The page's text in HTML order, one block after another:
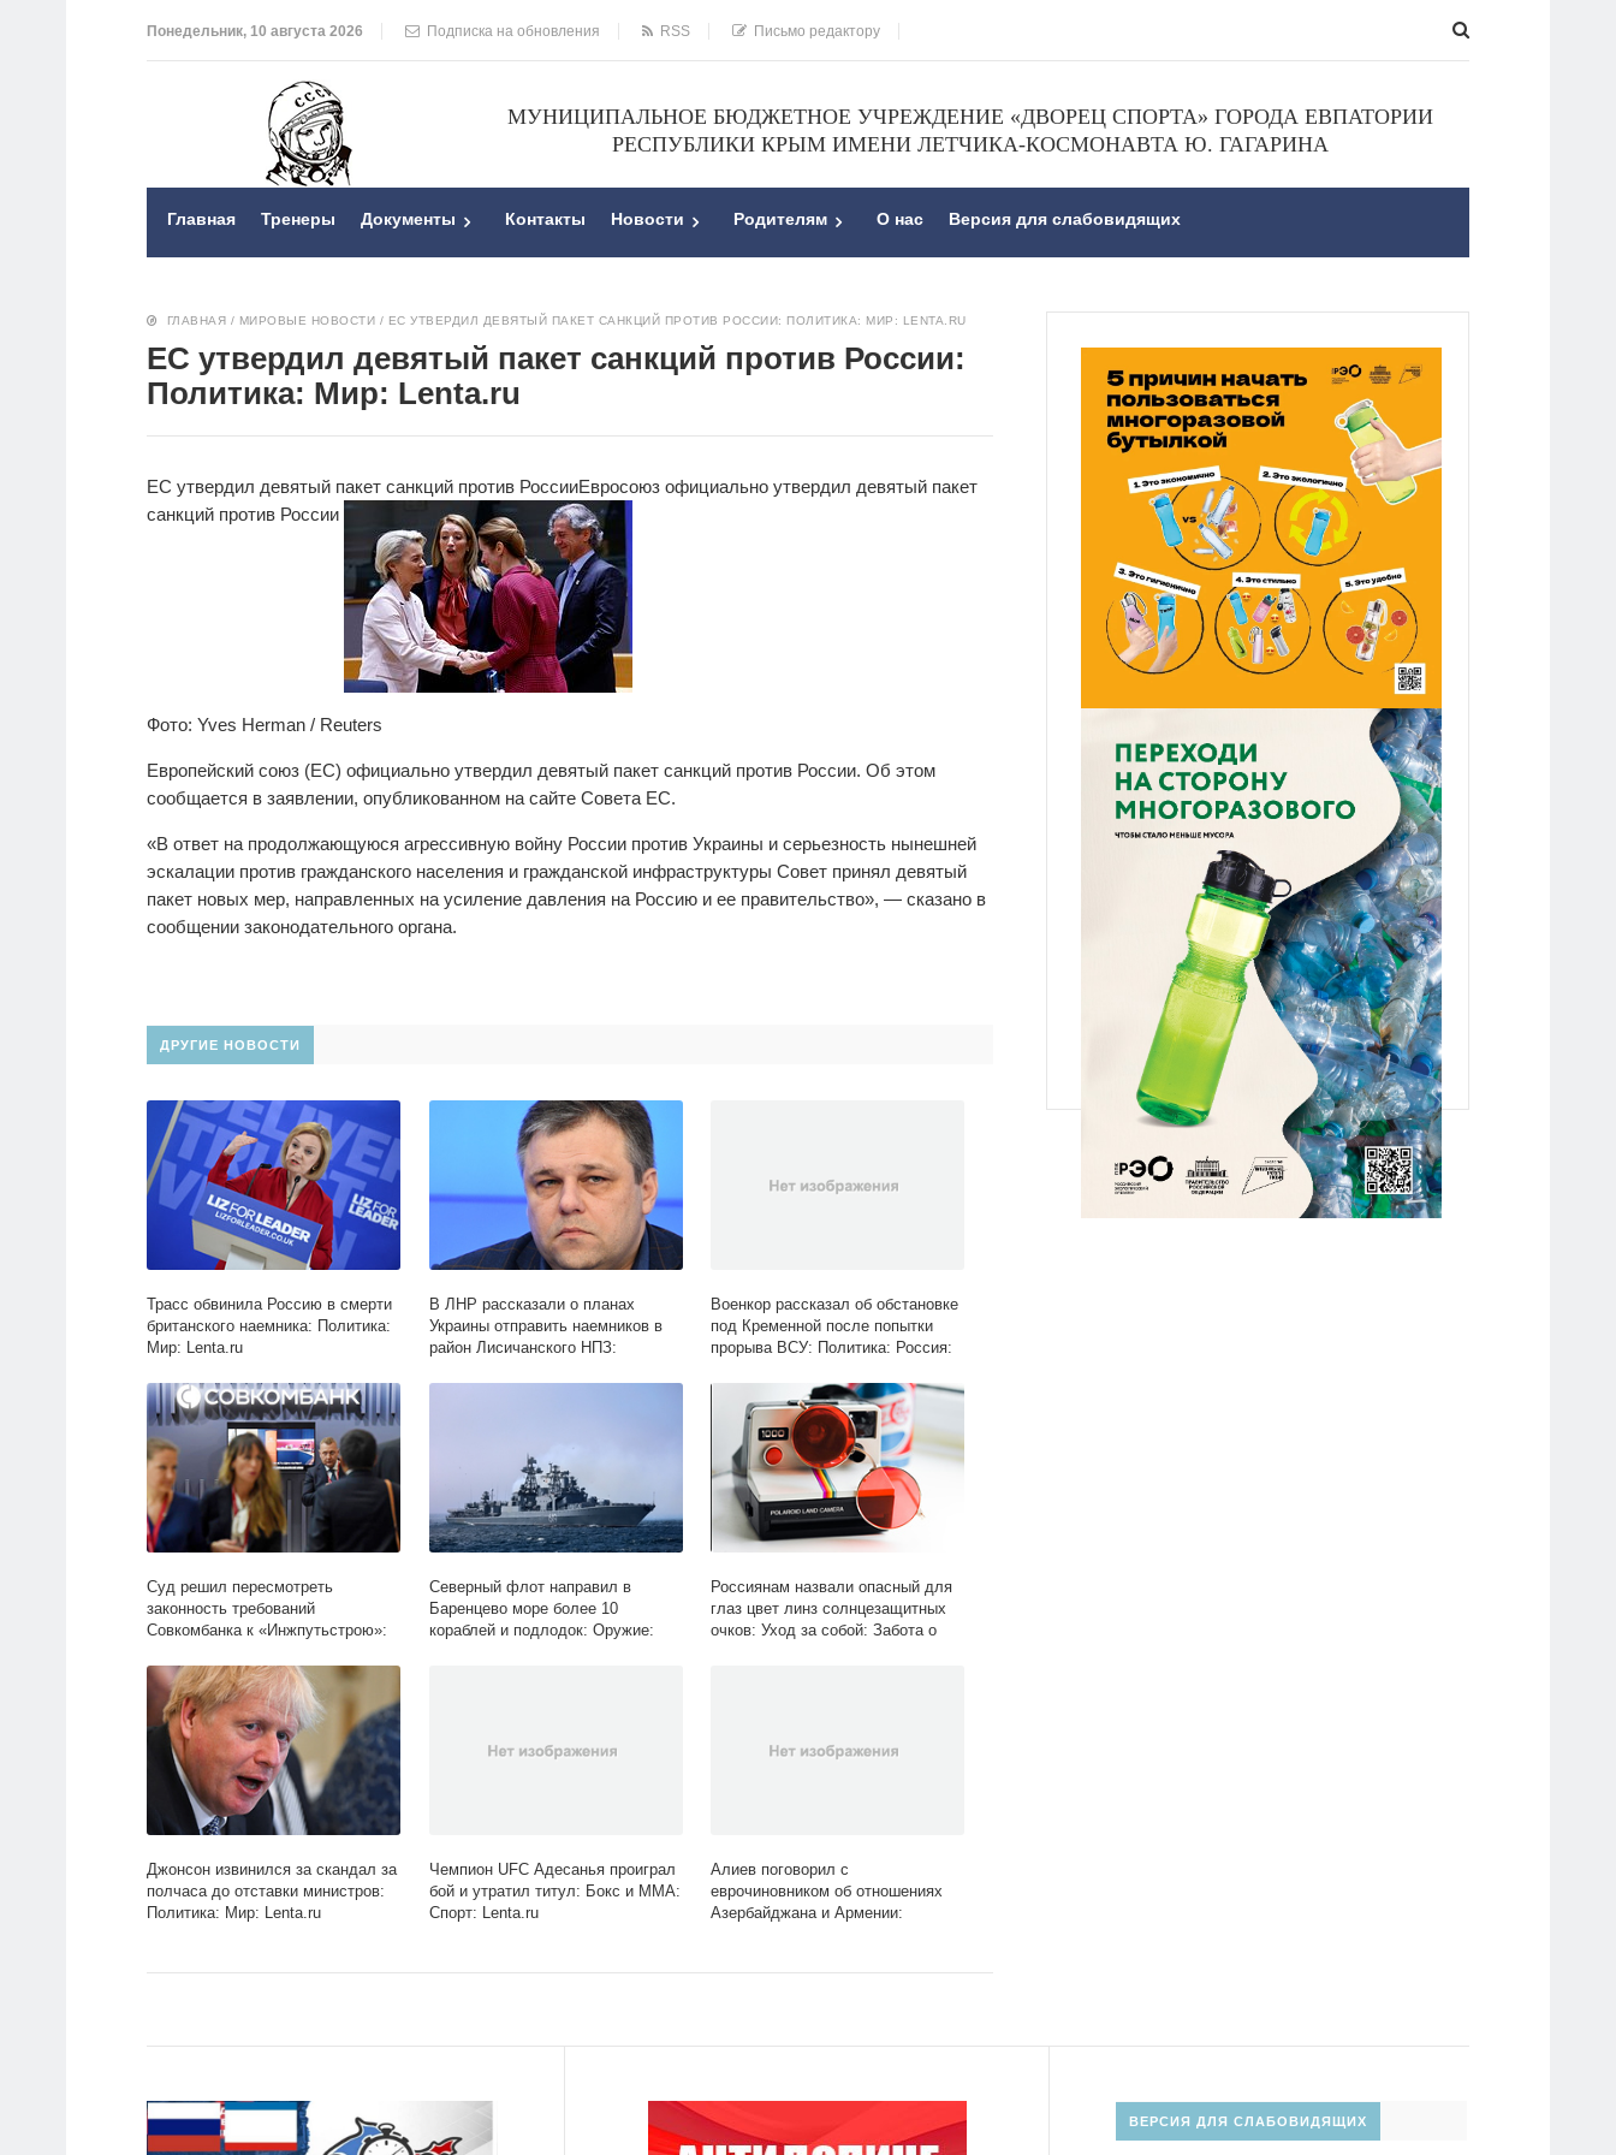
Понедельник, 10 августа 2026 Подписка на обновления RSS Письмо редактору
МУНИЦИПАЛЬНОЕ БЮДЖЕТНОЕ УЧРЕЖДЕНИЕ «ДВОРЕЦ СПОРТА» ГОРОДА ЕВПАТОРИИ
РЕСПУБЛИКИ КРЫМ ИМЕНИ ЛЕТЧИКА-КОСМОНАВТА Ю. ГАГАРИНА
Главная Тренеры Документы Контакты Новости Родителям О нас Версия для слабовидящих
ГЛАВНАЯ / МИРОВЫЕ НОВОСТИ / ЕС УТВЕРДИЛ ДЕВЯТЫЙ ПАКЕТ САНКЦИЙ ПРОТИВ РОССИИ: ПОЛИТИКА: МИР: LENTA.RU
ЕС утвердил девятый пакет санкций против России:
Политика: Мир: Lenta.ru
ЕС утвердил девятый пакет санкций против РоссииЕвросоюз официально утвердил девятый пакет
санкций против России
Фото: Yves Herman / Reuters
Европейский союз (ЕС) официально утвердил девятый пакет санкций против России. Об этом
сообщается в заявлении, опубликованном на сайте Совета ЕС.
«В ответ на продолжающуюся агрессивную войну России против Украины и серьезность нынешней
эскалации против гражданского населения и гражданской инфраструктуры Совет принял девятый
пакет новых мер, направленных на усиление давления на Россию и ее правительство», — сказано в
сообщении законодательного органа.
ДРУГИЕ НОВОСТИ
Трасс обвинила Россию в смерти
британского наемника: Политика:
Мир: Lenta.ru
В ЛНР рассказали о планах
Украины отправить наемников в
район Лисичанского НПЗ:
Военкор рассказал об обстановке
под Кременной после попытки
прорыва ВСУ: Политика: Россия:
Суд решил пересмотреть
законность требований
Совкомбанка к «Инжпутьстрою»:
Lenta.ru
Северный флот направил в
Баренцево море более 10
кораблей и подлодок: Оружие:
Россиянам назвали опасный для
глаз цвет линз солнцезащитных
очков: Уход за собой: Забота о
Джонсон извинился за скандал за
полчаса до отставки министров:
Политика: Мир: Lenta.ru
Чемпион UFC Адесанья проиграл
бой и утратил титул: Бокс и ММА:
Спорт: Lenta.ru
Алиев поговорил с
еврочиновником об отношениях
Азербайджана и Армении:
ВЕРСИЯ ДЛЯ СЛАБОВИДЯЩИХ